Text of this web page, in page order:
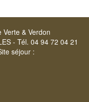
& Verdon
- Tél. 04 94 72 04 21
séjour :